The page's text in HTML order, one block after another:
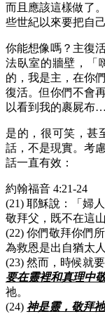
而且應該這樣做了
些世紀以來要把自
你能想像嗎？主復
法臥室的牆壁，「
的，我是主，在你
復活。但你們不會
以看到我的裹屍布
是的，很可笑，甚
話，不是現實。考
話一直有效：
約翰福音 4:21-24
(21) 耶穌說：「婦
敬拜父，既不在這
(22) 你們敬拜你們
為救恩是出自猶太人
(23) 然而，時候就
要在靈裡和真理中
祂。
(24) 神是靈，敬拜